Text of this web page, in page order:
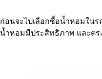
ก่อนจะไปเลือกซื้อน้ำหอมในร
น้ำหอมมีประสิทธิภาพ และตร